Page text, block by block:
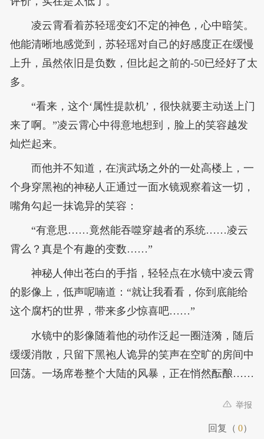
凌云霄看着苏轻瑶变幻不定的神色，心中暗笑。
他能清晰地感觉到，苏轻瑶对自己的好感度正在缓慢
上升，虽然依旧是负数，但比起之前的-50已经好了太
多。
“看来，这个‘属性提款机’，很快就要主动送上门
来了啊。”凌云霄心中得意地想到，脸上的笑容越发
灿烂起来。
而他并不知道，在演武场之外的一处高楼上，一
个身穿黑袍的神秘人正通过一面水镜观察着这一切，
嘴角勾起一抹诡异的笑容：
“有意思……竟然能吞噬穿越者的系统……凌云
霄么？真是个有趣的变数……”
神秘人伸出苍白的手指，轻轻点在水镜中凌云霄
的影像上，低声呢喃道：“就让我看看，你到底能给
这个腐朽的世界，带来多少惊喜吧……”
水镜中的影像随着他的动作泛起一圈涟漪，随后
缓缓消散，只留下黑袍人诡异的笑声在空旷的房间中
回荡。一场席卷整个大陆的风暴，正在悄然酝酿……
举报
回复（ 0）